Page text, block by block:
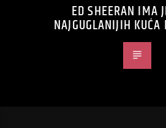
ED SHEERAN IMA
NAJGUGLANIJIH